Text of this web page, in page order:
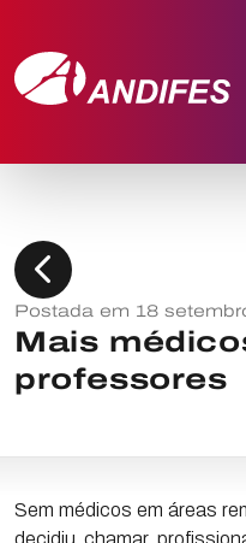
chevron_left
Postada em 18
Mais
professores
Sem médicos em áreas
decidiu chamar